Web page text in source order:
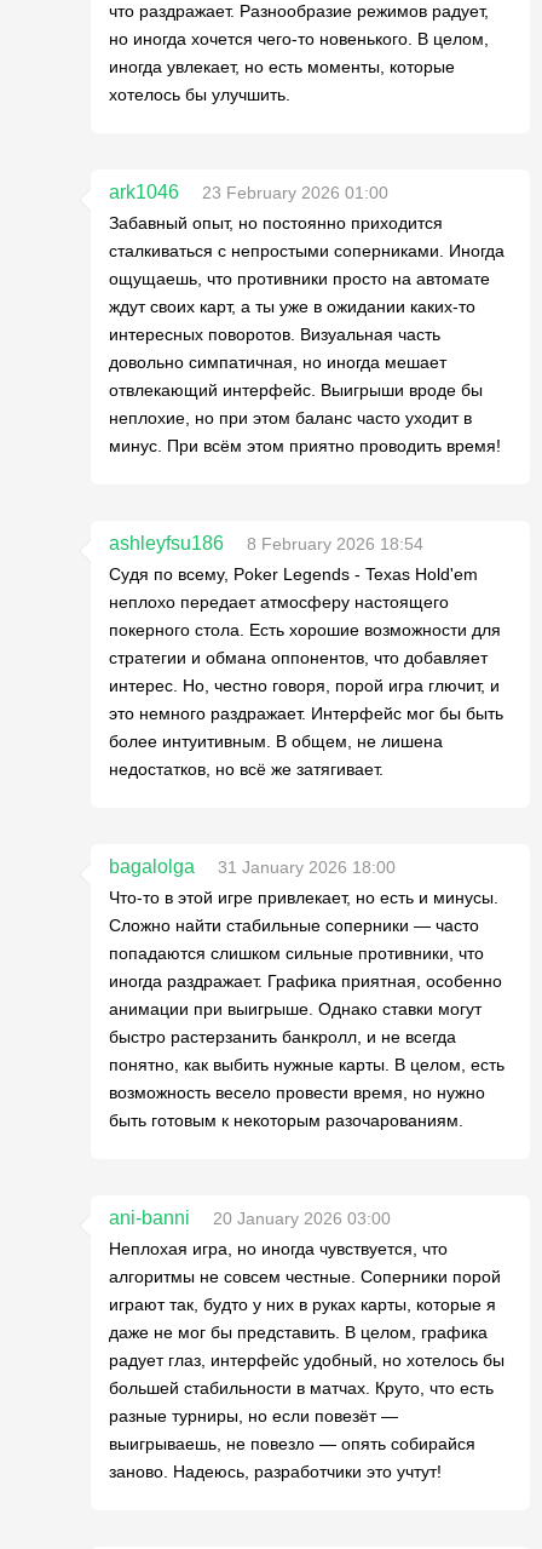
что раздражает. Разнообразие режимов радует,
но иногда хочется чего-то новенького. В целом,
иногда увлекает, но есть моменты, которые
хотелось бы улучшить.
ark1046
23 February 2026 01:00
Забавный опыт, но постоянно приходится
сталкиваться с непростыми соперниками. Иногда
ощущаешь, что противники просто на автомате
ждут своих карт, а ты уже в ожидании каких-то
интересных поворотов. Визуальная часть
довольно симпатичная, но иногда мешает
отвлекающий интерфейс. Выигрыши вроде бы
неплохие, но при этом баланс часто уходит в
минус. При всём этом приятно проводить время!
ashleyfsu186
8 February 2026 18:54
Судя по всему, Poker Legends - Texas Hold'em
неплохо передает атмосферу настоящего
покерного стола. Есть хорошие возможности для
стратегии и обмана оппонентов, что добавляет
интерес. Но, честно говоря, порой игра глючит, и
это немного раздражает. Интерфейс мог бы быть
более интуитивным. В общем, не лишена
недостатков, но всё же затягивает.
bagalolga
31 January 2026 18:00
Что-то в этой игре привлекает, но есть и минусы.
Сложно найти стабильные соперники — часто
попадаются слишком сильные противники, что
иногда раздражает. Графика приятная, особенно
анимации при выигрыше. Однако ставки могут
быстро растерзанить банкролл, и не всегда
понятно, как выбить нужные карты. В целом, есть
возможность весело провести время, но нужно
быть готовым к некоторым разочарованиям.
ani-banni
20 January 2026 03:00
Неплохая игра, но иногда чувствуется, что
алгоритмы не совсем честные. Соперники порой
играют так, будто у них в руках карты, которые я
даже не мог бы представить. В целом, графика
радует глаз, интерфейс удобный, но хотелось бы
большей стабильности в матчах. Круто, что есть
разные турниры, но если повезёт —
выигрываешь, не повезло — опять собирайся
заново. Надеюсь, разработчики это учтут!